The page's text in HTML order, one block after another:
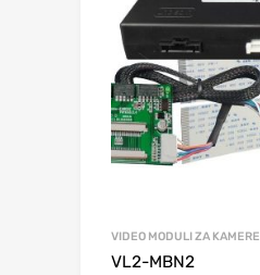
VIDEO MODULI ZA KAMERE
VL2-MBN2